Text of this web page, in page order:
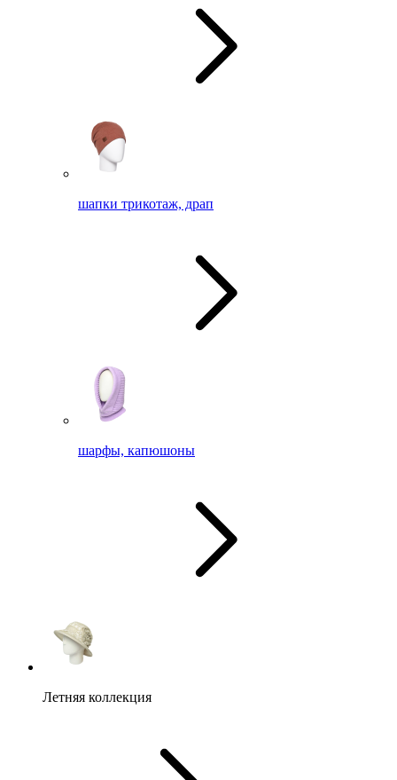
шапки трикотаж, драп
шарфы, капюшоны
Летняя коллекция